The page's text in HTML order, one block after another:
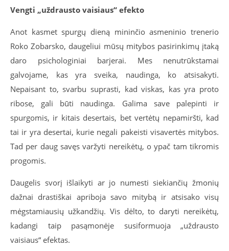
Vengti „uždrausto vaisiaus“ efekto
Anot kasmet spurgų dieną mininčio asmeninio trenerio
Roko Zobarsko, daugeliui mūsų mitybos pasirinkimų įtaką
daro psichologiniai barjerai. Mes nenutrūkstamai
galvojame, kas yra sveika, naudinga, ko atsisakyti.
Nepaisant to, svarbu suprasti, kad viskas, kas yra proto
ribose, gali būti naudinga. Galima save palepinti ir
spurgomis, ir kitais desertais, bet vertėtų nepamiršti, kad
tai ir yra desertai, kurie negali pakeisti visavertės mitybos.
Tad per daug savęs varžyti nereikėtų, o ypač tam tikromis
progomis.
Daugelis svorį išlaikyti ar jo numesti siekiančių žmonių
dažnai drastiškai apriboja savo mitybą ir atsisako visų
mėgstamiausių užkandžių. Vis dėlto, to daryti nereikėtų,
kadangi taip pasąmonėje susiformuoja „uždrausto
vaisiaus“ efektas.